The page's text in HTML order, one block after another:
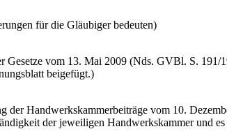
für die Gläubiger bedeuten)
Gesetze vom 13. Mai 2009 (Nds. GVBl. S.
beigefügt.)
Handwerkskammerbeiträge vom 10.
der jeweiligen Handwerkskammer und